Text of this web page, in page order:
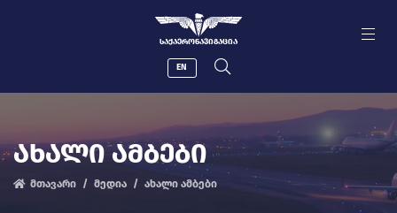
ᲡᲐᲥᲐᲔᲠᲝᲜᲐᲕᲘᲒᲐᲪᲘᲐ
EN
ᲐᲮᲐᲚᲘ ᲐᲛᲑᲔᲑᲘ
მთავარი მედია ახალი ამბები